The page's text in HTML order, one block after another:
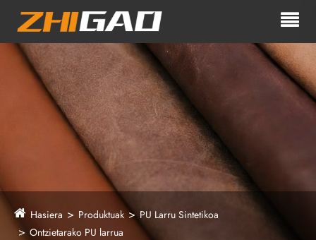
Hasiera Produktuak
PU Larru Sintetikoa
Ontzietarako PU larrua